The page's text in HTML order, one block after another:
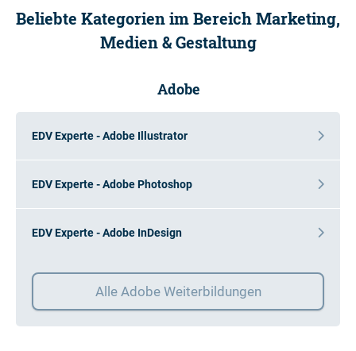
Beliebte Kategorien im BereichMarketing,
Medien & Gestaltung
Adobe
EDV Experte - Adobe Illustrator
EDV Experte - Adobe Photoshop
EDV Experte - Adobe InDesign
Alle Adobe Weiterbildungen